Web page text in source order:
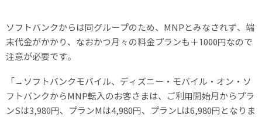
ソフトバンクからは同グループのため、MNPとみなされず、端
末代金がかかり、なおかつ月々の料金プランも＋1000円なので
注意が必要です。
「→ソフトバンクモバイル、ディズニー・モバイル・オン・ソ
フトバンクからMNP転入のお客さまは、ご利用開始月からプラ
ンSは3,980円、プランMは4,980円、プランLは6,980円となりま